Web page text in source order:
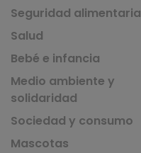
Seguridad alimentaria
Salud
Bebé e infancia
Medio ambiente y
solidaridad
Sociedad y consumo
Mascotas